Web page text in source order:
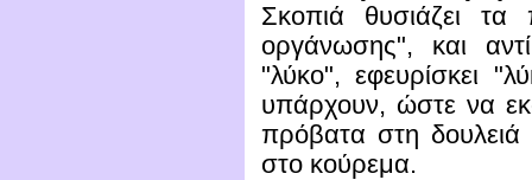
Σκοπιά θυσιάζει τα
οργάνωσης", και
"λύκο", εφευρίσκει
υπάρχουν, ώστε να
πρόβατα στη
στο κούρεμα.